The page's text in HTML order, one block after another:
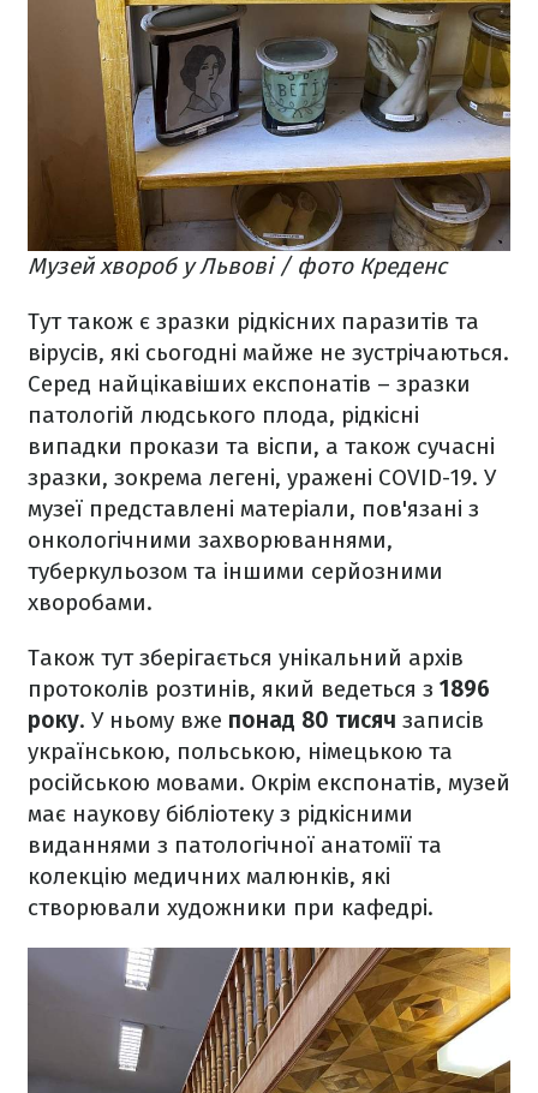
Музей хвороб у Львові / фото Креденс
Тут також є зразки рідкісних паразитів та
вірусів, які сьогодні майже не зустрічаються.
Серед найцікавіших експонатів – зразки
патологій людського плода, рідкісні
випадки прокази та віспи, а також сучасні
зразки, зокрема легені, уражені COVID-19. У
музеї представлені матеріали, пов'язані з
онкологічними захворюваннями,
туберкульозом та іншими серйозними
хворобами.
Також тут зберігається унікальний архів
протоколів розтинів, який ведеться з 1896
року. У ньому вже понад 80 тисяч записів
українською, польською, німецькою та
російською мовами. Окрім експонатів, музей
має наукову бібліотеку з рідкісними
виданнями з патологічної анатомії та
колекцію медичних малюнків, які
створювали художники при кафедрі.